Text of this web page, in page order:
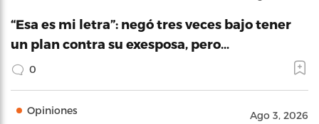
“Esa es mi letra”: negó tres veces bajo tener
un plan contra su exesposa, pero…
0
Opiniones Ago 3, 2026